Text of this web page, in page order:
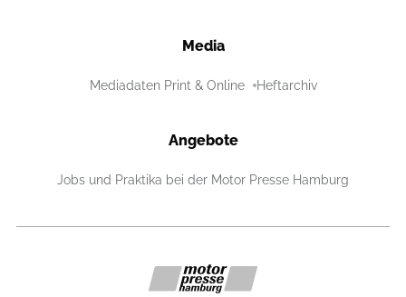
Media
Mediadaten Print & Online Heftarchiv
Angebote
Jobs und Praktika bei der Motor Presse Hamburg